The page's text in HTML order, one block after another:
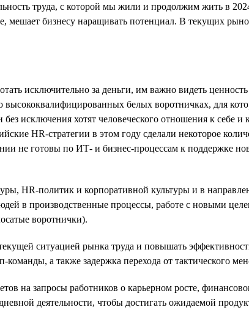
труда, с которой мы жили и продолжим жить в
бизнесу наращивать потенциал. В текущих
исключительно за деньги, им важно видеть
белых воротничках, для
исключения хотят человеческого отношения к себе и
HR-стратегии в этом году сделали некоторое
не готовы по ИТ- и бизнес-процессам к поддержке
HR-политик и корпоративной культуры и в
в производственные процессы, работе с новыми
воротнички).
ситуацией рынка труда и повышать
а также задержка перехода от тактического
на запросы работников о карьерном росте,
деятельности, чтобы достигать ожидаемой